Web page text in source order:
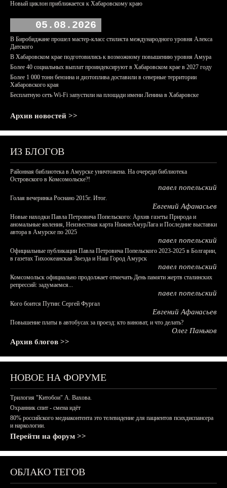
Новый циклон приближается к Хабаровскому краю
05.08.2026
В Биробиджане прошел мастер-класс стилиста международного уровня Алекса
Датского
В Хабаровском крае подготовились к возможному повышению уровня Амура
Более 40 социальных выплат проиндексируют в Хабаровском крае в 2027 году
Более 1 000 тонн бензина и дизтоплива доставили в северные территории
Хабаровского края
Бесплатную сеть Wi-Fi запустили на площади имени Ленина в Хабаровске
Архив новостей >>
ИЗ БЛОГОВ
Районная библиотека в Амурске уничтожена. На очереди библиотека
Островского в Комсомольске?!
павел попельский
Голая вечеринка Роснано 2015г. Итог.
Евгений Афанасьев
Новые находки Павла Петровича Попельского: Архив газеты Природа и
аномальные явления, Неизвестная карта НижнеАмурЛага и Последние выставки
автора в Амурске по 2025
павел попельский
Официальные публикации Павла Петровича Попельского 2023-2025 в Болгарии,
в газетах Тихоокеанская Звезда и Наш Город Амурск
павел попельский
Комсомольск официально продолжает отмечать День памяти жертв сталинских
репрессий: задумаемся...
павел попельский
Кого боится Путин: Сергей Фургал
Евгений Афанасьев
Повышение платы в автобусах за проезд: кто виноват, и что делать?
Олег Паньков
Архив блогов >>
НОВОЕ НА ФОРУМЕ
Трилогия "Китобои" А. Вахова.
Охранник спит - смена идёт
80% российского медиаконтента это телевидение для пациентов психдиспансера
и наркологии.
Перейти на форум >>
ОБЛАКО ТЕГОВ